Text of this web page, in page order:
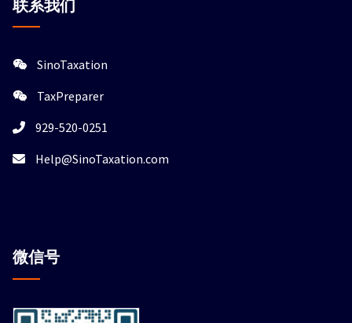
联系我们
SinoTaxation
TaxPreparer
929-520-0251
Help@SinoTaxation.com
微信号